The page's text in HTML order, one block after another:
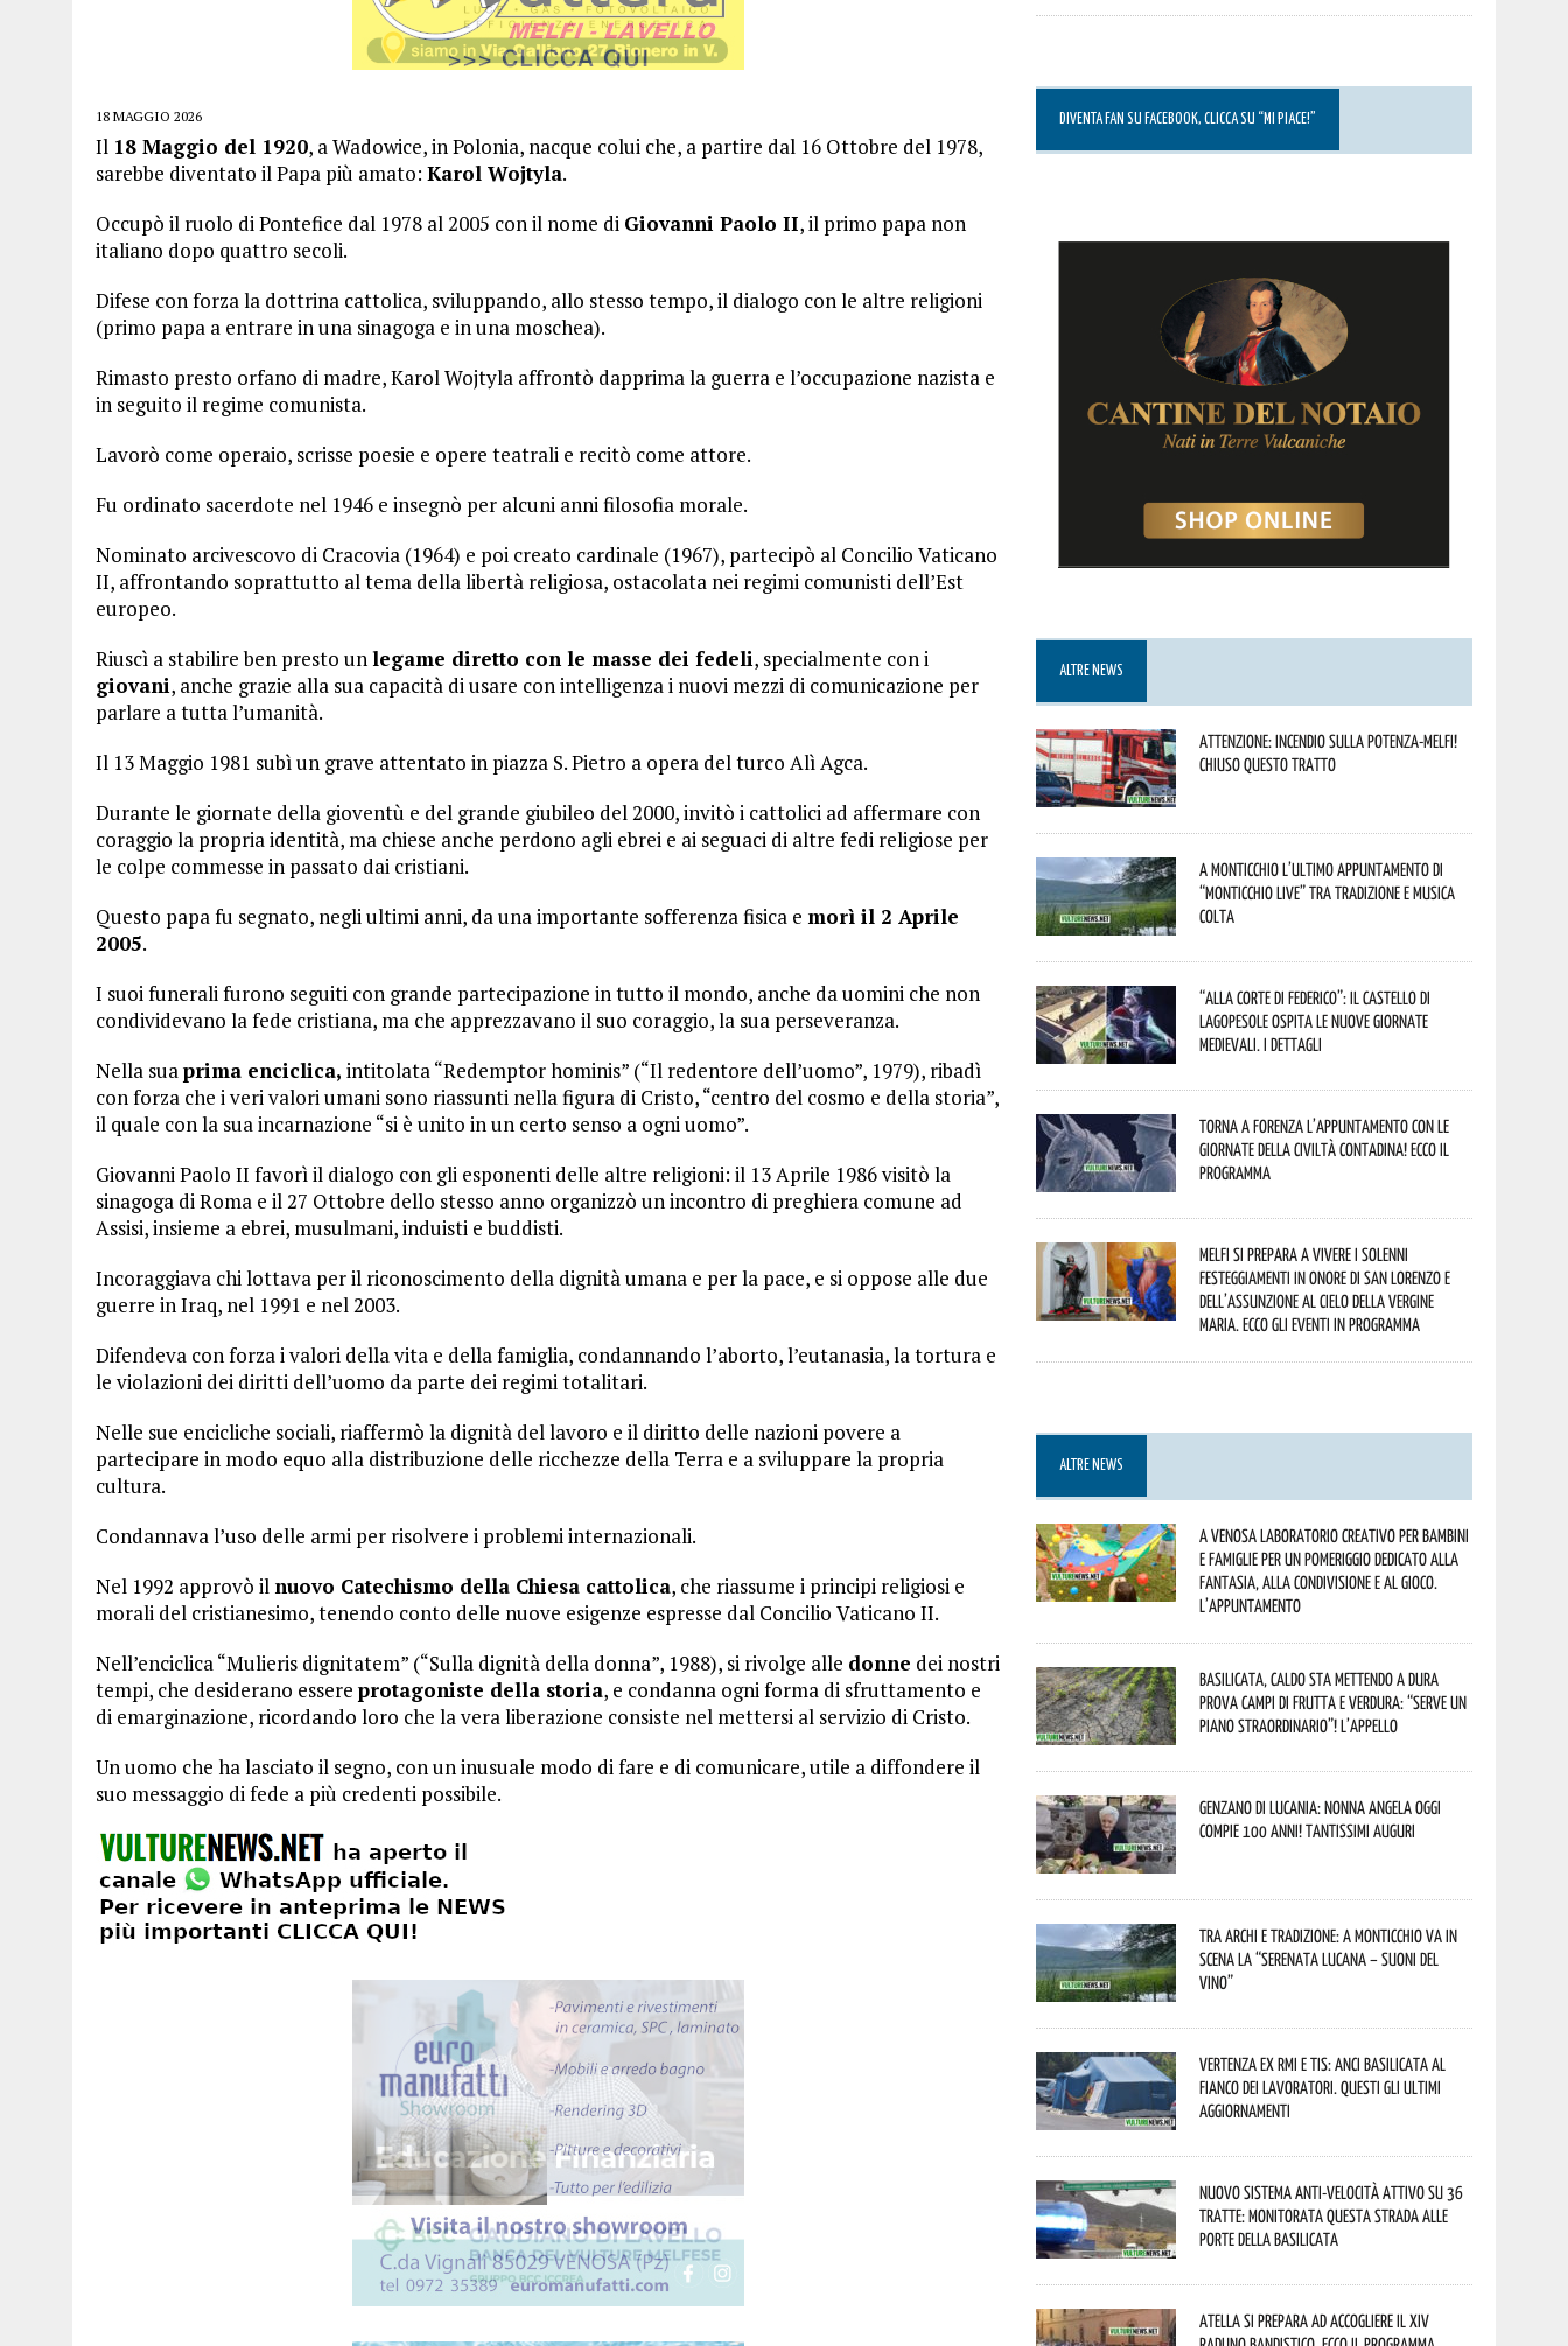
18 MAGGIO 2026
Il 18 Maggio del 1920, a Wadowice, in Polonia, nacque colui che, a partire dal 16 Ottobre del 1978,
sarebbe diventato il Papa più amato: Karol Wojtyla.
Occupò il ruolo di Pontefice dal 1978 al 2005 con il nome di Giovanni Paolo II, il primo papa non
italiano dopo quattro secoli.
Difese con forza la dottrina cattolica, sviluppando, allo stesso tempo, il dialogo con le altre religioni
(primo papa a entrare in una sinagoga e in una moschea).
Rimasto presto orfano di madre, Karol Wojtyla affrontò dapprima la guerra e l’occupazione nazista e
in seguito il regime comunista.
Lavorò come operaio, scrisse poesie e opere teatrali e recitò come attore.
Fu ordinato sacerdote nel 1946 e insegnò per alcuni anni filosofia morale.
Nominato arcivescovo di Cracovia (1964) e poi creato cardinale (1967), partecipò al Concilio Vaticano
II, affrontando soprattutto al tema della libertà religiosa, ostacolata nei regimi comunisti dell’Est
europeo.
Riuscì a stabilire ben presto unlegame diretto con le masse dei fedeli, specialmente con i
giovani, anche grazie alla sua capacità di usare con intelligenza i nuovi mezzi di comunicazione per
parlare a tutta l’umanità.
Il 13 Maggio 1981 subì un grave attentato in piazza S. Pietro a opera del turco Alì Agca.
Durante le giornate della gioventù e del grande giubileo del 2000, invitò i cattolici ad affermare con
coraggio la propria identità, ma chiese anche perdono agli ebrei e ai seguaci di altre fedi religiose per
le colpe commesse in passato dai cristiani.
Questo papa fu segnato, negli ultimi anni, da una importante sofferenza fisica e morì il 2 Aprile
2005.
I suoi funerali furono seguiti con grande partecipazione in tutto il mondo, anche da uomini che non
condividevano la fede cristiana, ma che apprezzavano il suo coraggio, la sua perseveranza.
Nella suaprima enciclica, intitolata “Redemptor hominis” (“Il redentore dell’uomo”, 1979), ribadì
con forza che i veri valori umani sono riassunti nella figura di Cristo, “centro del cosmo e della storia”,
il quale con la sua incarnazione “si è unito in un certo senso a ogni uomo”.
Giovanni Paolo II favorì il dialogo con gli esponenti delle altre religioni: il 13 Aprile 1986 visitò la
sinagoga di Roma e il 27 Ottobre dello stesso anno organizzò un incontro di preghiera comune ad
Assisi, insieme a ebrei, musulmani, induisti e buddisti.
Incoraggiava chi lottava per il riconoscimento della dignità umana e per la pace, e si oppose alle due
guerre in Iraq, nel 1991 e nel 2003.
Difendeva con forza i valori della vita e della famiglia, condannando l’aborto, l’eutanasia, la tortura e
le violazioni dei diritti dell’uomo da parte dei regimi totalitari.
Nelle sue encicliche sociali, riaffermò la dignità del lavoro e il diritto delle nazioni povere a
partecipare in modo equo alla distribuzione delle ricchezze della Terra e a sviluppare la propria
cultura.
Condannava l’uso delle armi per risolvere i problemi internazionali.
Nel 1992 approvò il nuovo Catechismo della Chiesa cattolica, che riassume i principi religiosi e
morali del cristianesimo, tenendo conto delle nuove esigenze espresse dal Concilio Vaticano II.
Nell’enciclica “Mulieris dignitatem” (“Sulla dignità della donna”, 1988), si rivolge alle donne dei nostri
tempi, che desiderano essere protagoniste della storia, e condanna ogni forma di sfruttamento e
di emarginazione, ricordando loro che la vera liberazione consiste nel mettersi al servizio di Cristo.
Un uomo che ha lasciato il segno, con un inusuale modo di fare e di comunicare, utile a diffondere il
suo messaggio di fede a più credenti possibile.
DIVENTA FAN SU FACEBOOK, CLICCA SU “MI PIACE!”
ALTRE NEWS
Attenzione: incendio sulla Potenza-Melfi!
Chiuso questo tratto
A Monticchio l’ultimo appuntamento di
“Monticchio Live” tra tradizione e musica
colta
“Alla corte di Federico”: il Castello di
Lagopesole ospita le nuove Giornate
Medievali. I dettagli
Torna a Forenza l’appuntamento con le
Giornate della Civiltà Contadina! Ecco il
programma
Melfi si prepara a vivere i solenni
festeggiamenti in onore di San Lorenzo e
dell’assunzione al cielo della Vergine
Maria. Ecco gli eventi in programma
ALTRE NEWS
A Venosa laboratorio creativo per bambini
e famiglie per un pomeriggio dedicato alla
fantasia, alla condivisione e al gioco.
L’appuntamento
Basilicata, caldo sta mettendo a dura
prova campi di frutta e verdura: “Serve un
piano straordinario”! L’appello
Genzano di Lucania: nonna Angela oggi
compie 100 anni! Tantissimi auguri
Tra archi e tradizione: a Monticchio va in
scena la “Serenata lucana – suoni del
vino”
Vertenza ex RMI e TIS: ANCI Basilicata al
fianco dei lavoratori. Questi gli ultimi
aggiornamenti
Nuovo sistema anti-velocità attivo su 36
tratte: monitorata questa strada alle
porte della Basilicata
Atella si prepara ad accogliere il XIV